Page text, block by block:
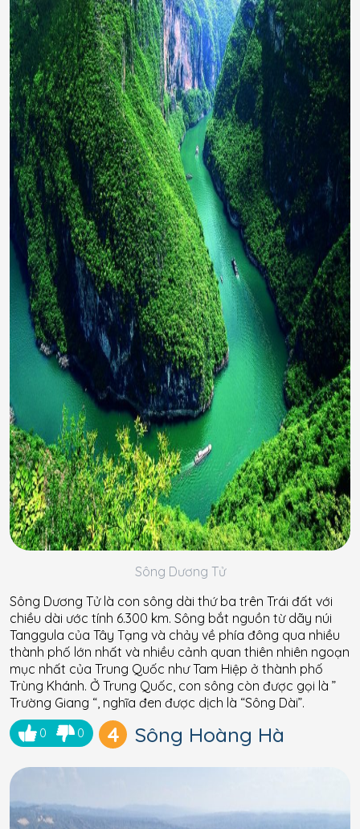
Sông Dương Tử
Sông Dương Tử là con sông dài thứ ba trên Trái đất với
chiều dài ước tính 6.300 km. Sông bắt nguồn từ dãy núi
Tanggula của Tây Tạng và chảy về phía đông qua nhiều
thành phố lớn nhất và nhiều cảnh quan thiên nhiên ngoạn
mục nhất của Trung Quốc như Tam Hiệp ở thành phố
Trùng Khánh. Ở Trung Quốc, con sông còn được gọi là ”
Trường Giang “, nghĩa đen được dịch là “Sông Dài”.
0 0 4 Sông Hoàng Hà